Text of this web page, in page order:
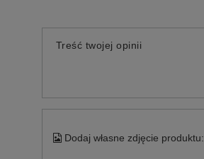
Treść twojej opinii
Dodaj własne zdjęcie produktu: